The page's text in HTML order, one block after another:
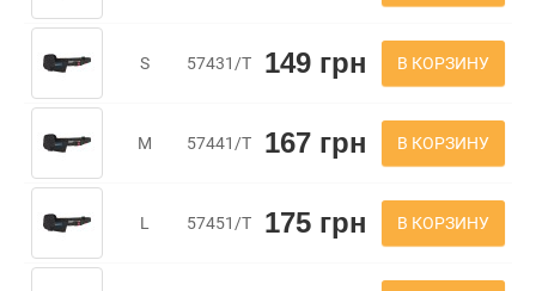
S 57431/Т 149 грн В КОРЗИНУ
M 57441/Т 167 грн В КОРЗИНУ
L 57451/Т 175 грн В КОРЗИНУ